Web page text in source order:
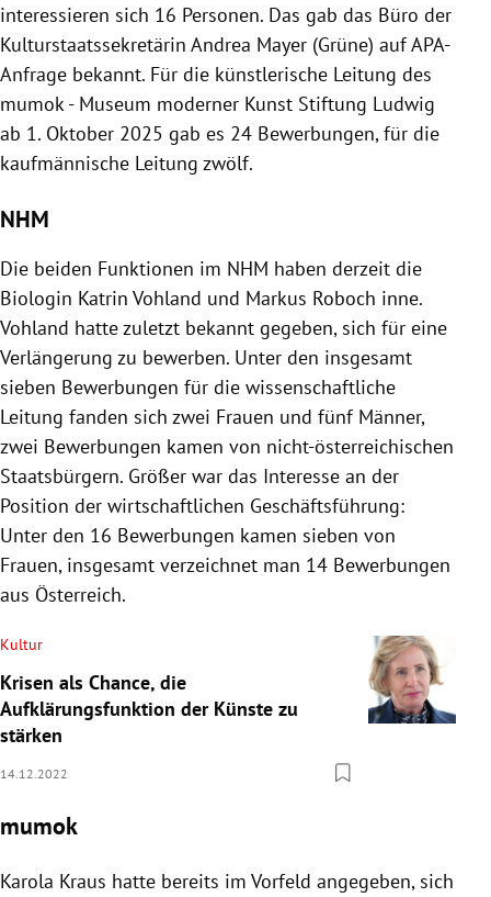
interessieren sich 16 Personen. Das gab das Büro der
Kulturstaatssekretärin Andrea Mayer (Grüne) auf APA-
Anfrage bekannt. Für die künstlerische Leitung des
mumok - Museum moderner Kunst Stiftung Ludwig
ab 1. Oktober 2025 gab es 24 Bewerbungen, für die
kaufmännische Leitung zwölf.
NHM
Die beiden Funktionen im NHM haben derzeit die
Biologin Katrin Vohland und Markus Roboch inne.
Vohland hatte zuletzt bekannt gegeben, sich für eine
Verlängerung zu bewerben. Unter den insgesamt
sieben Bewerbungen für die wissenschaftliche
Leitung fanden sich zwei Frauen und fünf Männer,
zwei Bewerbungen kamen von nicht-österreichischen
Staatsbürgern. Größer war das Interesse an der
Position der wirtschaftlichen Geschäftsführung:
Unter den 16 Bewerbungen kamen sieben von
Frauen, insgesamt verzeichnet man 14 Bewerbungen
aus Österreich.
Kultur
Krisen als Chance, die
Aufklärungsfunktion der Künste zu
stärken
14.12.2022
mumok
Karola Kraus hatte bereits im Vorfeld angegeben, sich